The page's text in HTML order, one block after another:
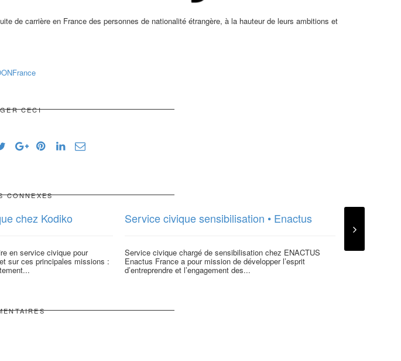
de carrière en France des personnes de nationalité étrangère, à la hauteur de leurs ambitions et
CECI
CONNEXES
chez Kodiko
en service civique pour
sur ces principales missions :
Service civique sensibilisation • Enactus
Service civique chargé de sensibilisation chez ENACTUS
Enactus France a pour mission de développer l’esprit
d’entreprendre et l’engagement des...